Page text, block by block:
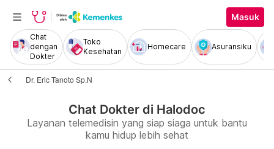
Masuk
Chat
dengan
Dokter
Toko
Kesehatan
Homecare Asuransiku
Dr. Eric Tanoto Sp.N
Chat Dokter di Halodoc
Layanan telemedisin yang siap siaga untuk bantu
kamu hidup lebih sehat